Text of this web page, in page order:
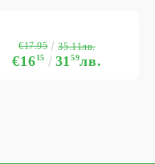
€1615 3159лв.
€17.95 35.11лв.